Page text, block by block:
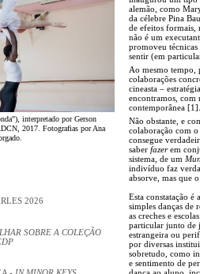
interpretado por Gerson
2017. Fotografias por Ana
2026
SOBRE A COLEÇÃO
alemão, como
da célebre Pina
de efeitos formais,
não é um
promoveu
sentir (em
Ao mesmo tempo,
colaborações
cineasta –
encontramos, com
contemporânea [1].
Não obstante, e
colaboração com
consegue
saber fazerem
sistema, de um
indivíduo faz
absorve, mas que
Esta constatação
simples danças de
as creches e
particular junto de
estrangeira ou
por diversas
sobretudo, como
e sentimento de